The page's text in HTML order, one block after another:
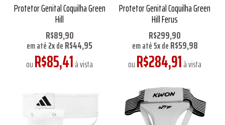
Protetor Genital Coquilha Green
Hill
R$89,90
em até2xdeR$44,95
ouR$85,41à vista
Protetor Genital Coquilha Green
Hill Ferus
R$299,90
em até5xdeR$59,98
ouR$284,91à vista